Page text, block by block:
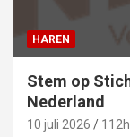
HAREN
Stem op
Nederland
10 juli 2026